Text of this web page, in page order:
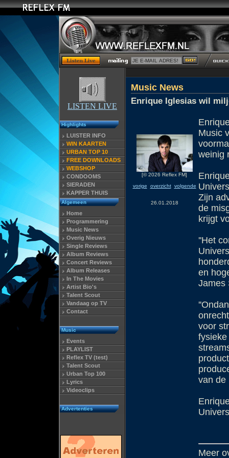
LISTEN LIVE
Highlights
LUISTER INFO
WIN KAARTEN
URBAN TOP 10
FREE DOWNLOADS
WEBSHOP
CONDOOMS
SIERADEN
KAPPER THUIS
Algemeen
Home
Programmering
Music News
Overig Nieuws
Single Reviews
Album Reviews
Concert Reviews
Album Releases
In The Movies
Artist Bio's
Talent Scout
Vandaag op TV
Contact
Music
Events
PLAYLIST
Reflex TV (test)
Talent Scout
Urban Top 100
Lyrics
Videoclips
Advertenties
Music News
Enrique Iglesias wil
[© 2026 Reflex FM]
vorige
overzicht volgende
26.01.2018
Music
weinig
Zijn
de
krijgt
''Het
en
James
voor
van de
Meer